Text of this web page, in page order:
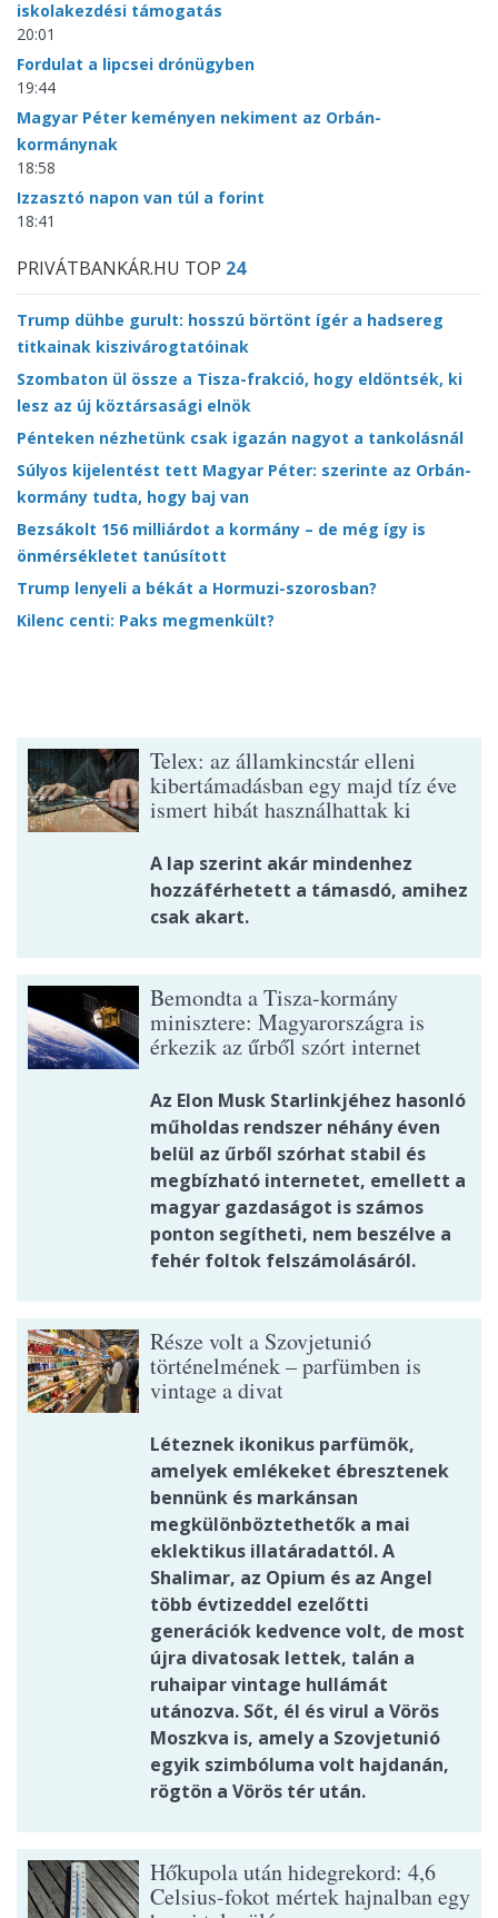
iskolakezdési támogatás
20:01
Fordulat a lipcsei drónügyben
19:44
Magyar Péter keményen nekiment az Orbán-
kormánynak
18:58
Izzasztó napon van túl a forint
18:41
PRIVÁTBANKÁR.HU TOP 24
Trump dühbe gurult: hosszú börtönt ígér a hadsereg
titkainak kiszivárogtatóinak
Szombaton ül össze a Tisza-frakció, hogy eldöntsék, ki
lesz az új köztársasági elnök
Pénteken nézhetünk csak igazán nagyot a tankolásnál
Súlyos kijelentést tett Magyar Péter: szerinte az Orbán-
kormány tudta, hogy baj van
Bezsákolt 156 milliárdot a kormány – de még így is
önmérsékletet tanúsított
Trump lenyeli a békát a Hormuzi-szorosban?
Kilenc centi: Paks megmenkült?
Telex: az államkincstár elleni
kibertámadásban egy majd tíz éve
ismert hibát használhattak ki
A lap szerint akár mindenhez
hozzáférhetett a támasdó, amihez
csak akart.
Bemondta a Tisza-kormány
minisztere: Magyarországra is
érkezik az űrből szórt internet
Az Elon Musk Starlinkjéhez hasonló
műholdas rendszer néhány éven
belül az űrből szórhat stabil és
megbízható internetet, emellett a
magyar gazdaságot is számos
ponton segítheti, nem beszélve a
fehér foltok felszámolásáról.
Része volt a Szovjetunió
történelmének – parfümben is
vintage a divat
Léteznek ikonikus parfümök,
amelyek emlékeket ébresztenek
bennünk és markánsan
megkülönböztethetők a mai
eklektikus illatáradattól. A
Shalimar, az Opium és az Angel
több évtizeddel ezelőtti
generációk kedvence volt, de most
újra divatosak lettek, talán a
ruhaipar vintage hullámát
utánozva. Sőt, él és virul a Vörös
Moszkva is, amely a Szovjetunió
egyik szimbóluma volt hajdanán,
rögtön a Vörös tér után.
Hőkupola után hidegrekord: 4,6
Celsius-fokot mértek hajnalban egy